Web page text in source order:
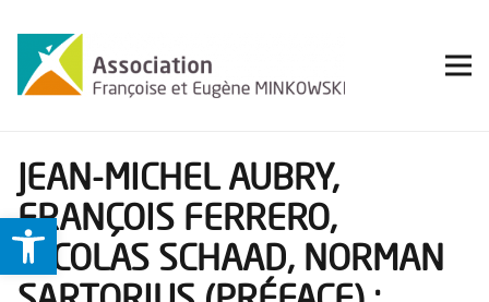
Ouvrir la barre d’outils
JEAN-MICHEL AUBRY,
FRANÇOIS FERRERO,
NICOLAS SCHAAD, NORMAN